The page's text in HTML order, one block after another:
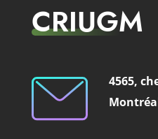
CRIUGM
4565,